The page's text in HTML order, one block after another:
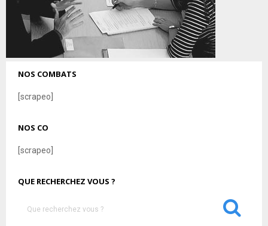
NOS COMBATS
[scrapeo]
NOS CO
[scrapeo]
QUE RECHERCHEZ VOUS ?